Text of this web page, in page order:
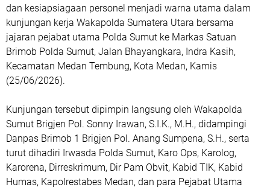
dan kesiapsiagaan personel menjadi warna utama dalam
kunjungan kerja Wakapolda Sumatera Utara bersama
jajaran pejabat utama Polda Sumut ke Markas Satuan
Brimob Polda Sumut, Jalan Bhayangkara, Indra Kasih,
Kecamatan Medan Tembung, Kota Medan, Kamis
(25/06/2026).
Kunjungan tersebut dipimpin langsung oleh Wakapolda
Sumut Brigjen Pol. Sonny Irawan, S.I.K., M.H., didampingi
Danpas Brimob 1 Brigjen Pol. Anang Sumpena, S.H., serta
turut dihadiri Irwasda Polda Sumut, Karo Ops, Karolog,
Karorena, Dirreskrimum, Dir Pam Obvit, Kabid TIK, Kabid
Humas, Kapolrestabes Medan, dan para Pejabat Utama